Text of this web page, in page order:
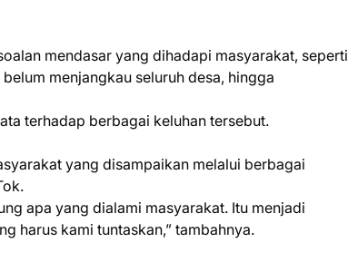
mendasar yang dihadapi masyarakat, seperti
menjangkau seluruh desa, hingga
terhadap berbagai keluhan tersebut.
yang disampaikan melalui berbagai
apa yang dialami masyarakat. Itu menjadi
harus kami tuntaskan,” tambahnya.